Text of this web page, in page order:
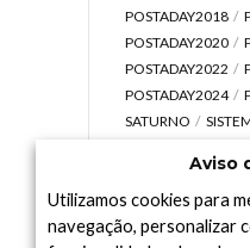
POSTADAY2018
POSTADAY2020
POSTADAY2022
POSTADAY2024
SATURNO
UNIVERSOAviso
Utilizamos cookies para
navegação, personalizar